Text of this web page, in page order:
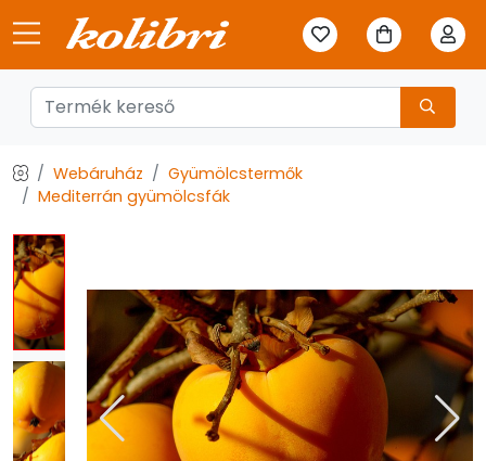
Webáruház
Gyümölcstermők
Mediterrán gyümölcsfák